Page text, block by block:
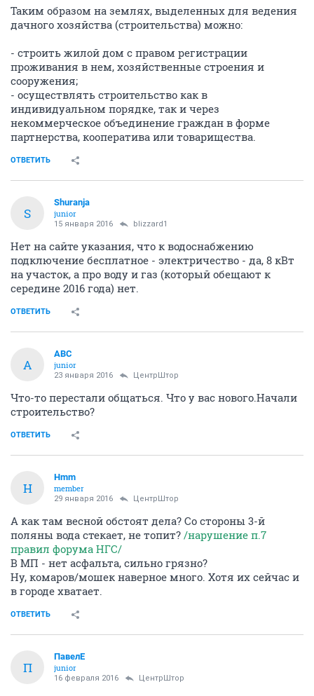
Таким образом на землях, выделенных для ведения
дачного хозяйства (строительства) можно:
- строить жилой дом с правом регистрации
проживания в нем, хозяйственные строения и
сооружения;
- осуществлять строительство как в
индивидуальном порядке, так и через
некоммерческое объединение граждан в форме
партнерства, кооператива или товарищества.
ОТВЕТИТЬ
S
Shuranja
junior
15 января 2016 blizzard1
Нет на сайте указания, что к водоснабжению
подключение бесплатное - электричество - да, 8 кВт
на участок, а про воду и газ (который обещают к
середине 2016 года) нет.
ОТВЕТИТЬ
А
АВС
junior
23 января 2016 ЦентрШтор
Что-то перестали общаться. Что у вас нового.Начали
строительство?
ОТВЕТИТЬ
H
Hmm
member
29 января 2016 ЦентрШтор
А как там весной обстоят дела? Со стороны 3-й
поляны вода стекает, не топит? /нарушение п.7
правил форума НГС/
В МП - нет асфальта, сильно грязно?
Ну, комаров/мошек наверное много. Хотя их сейчас и
в городе хватает.
ОТВЕТИТЬ
П
ПавелЕ
junior
16 февраля 2016 ЦентрШтор